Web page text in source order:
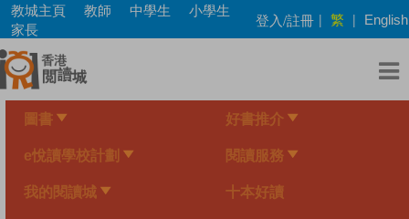
Skip
main
content
教城主頁 教師 中學生
小學生
家長
登入/註冊 | 繁 | English
圖書 好書推介
e悅讀學校計劃 閱讀服務
我的閱讀城 十本好讀